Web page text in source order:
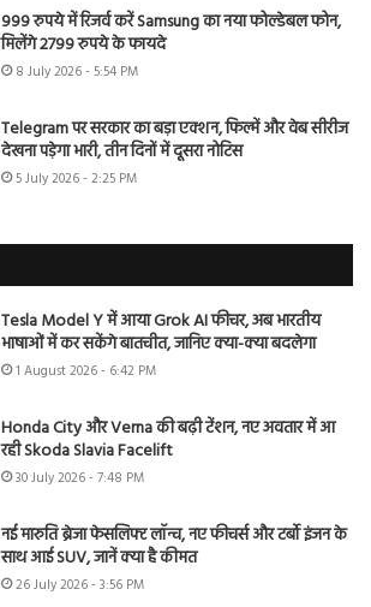
999 रुपये में रिजर्व करें Samsung का नया फोल्डेबल फोन,
मिलेंगे 2799 रुपये के फायदे
8 July 2026 - 5:54 PM
Telegram पर सरकार का बड़ा एक्शन, फिल्में और वेब सीरीज
देखना पड़ेगा भारी, तीन दिनों में दूसरा नोटिस
5 July 2026 - 2:25 PM
Tesla Model Y में आया Grok AI फीचर, अब भारतीय
भाषाओं में कर सकेंगे बातचीत, जानिए क्या-क्या बदलेगा
1 August 2026 - 6:42 PM
Honda City और Verna की बढ़ी टेंशन, नए अवतार में आ
रही Skoda Slavia Facelift
30 July 2026 - 7:48 PM
नई मारुति ब्रेजा फेसलिफ्ट लॉन्च, नए फीचर्स और टर्बो इंजन के
साथ आई SUV, जानें क्या है कीमत
26 July 2026 - 3:56 PM